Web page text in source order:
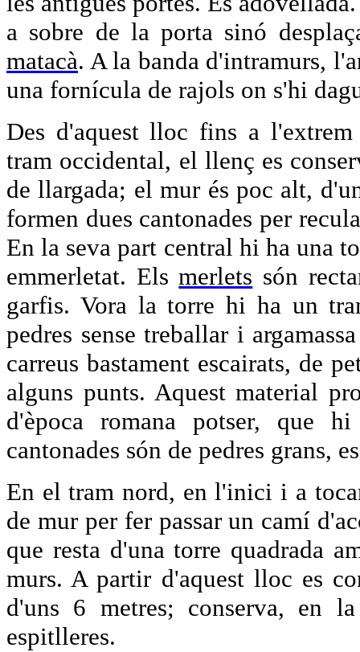
a sobre de la porta sinó
matacà. A la banda d'intramurs,
una fornícula de rajols on s'hi
Des d'aquest lloc fins a
tram occidental, el llenç es
de llargada; el mur és poc alt,
formen dues cantonades per
En la seva part central hi ha una
emmerletat. Elsmerlets són
garfis. Vora la torre hi ha un
pedres sense treballar i
carreus bastament escairats, de
alguns punts. Aquest material
d'època romana potser, que
cantonades són de pedres grans,
En el tram nord, en l'inici i a
de mur per fer passar un camí
que resta d'una torre quadrada
murs. A partir d'aquest lloc es
d'uns 6 metres; conserva, en
espitlleres.